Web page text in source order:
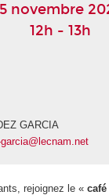
5 novembre
12h - 13h
GARCIA
rejoignez le «